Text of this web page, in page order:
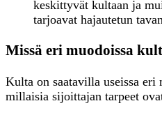
keskittyvät kultaan ja
tarjoavat hajautetun
Missä eri muodoissa
Kulta on saatavilla useissa eri
millaisia sijoittajan tarpeet